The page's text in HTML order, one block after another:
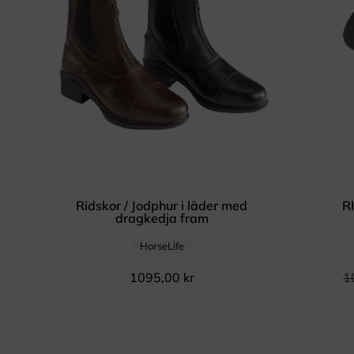
Ridskor / Jodphur i läder med
dragkedja fram
HorseLife
1095,00 kr